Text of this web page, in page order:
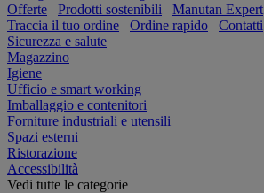
Offerte Prodotti sostenibili
Manutan Expert
Traccia il tuo ordine
Ordine rapido
Contatti
Sicurezza e salute
Magazzino
Igiene
Ufficio e smart working
Imballaggio e contenitori
Forniture industriali e utensili
Spazi esterni
Ristorazione
Accessibilità
Vedi tutte le categorie